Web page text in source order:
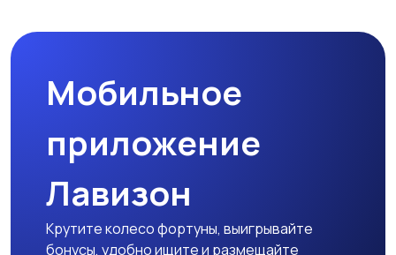
Мобильное
приложение
Лавизон
Крутите колесо фортуны, выигрывайте
бонусы, удобно ищите и размещайте